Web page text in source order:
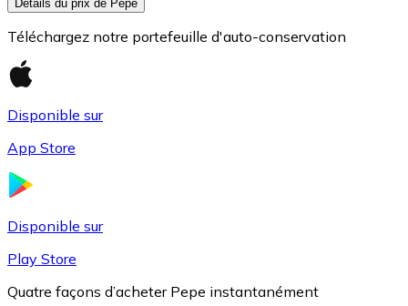
Détails du prix de Pepe
Téléchargez notre portefeuille d'auto-conservation
Disponible sur
App Store
Disponible sur
Play Store
Quatre façons d’acheter Pepe instantanément